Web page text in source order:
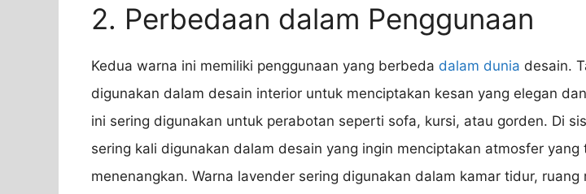
2. Perbedaan dalam Penggunaan
Kedua warna ini memiliki penggunaan yang berbeda dalam dunia desain.
digunakan dalam desain interior untuk menciptakan kesan yang elegan
ini sering digunakan untuk perabotan seperti sofa, kursi, atau gorden. Di
sering kali digunakan dalam desain yang ingin menciptakan atmosfer yang
menenangkan. Warna lavender sering digunakan dalam kamar tidur, ruang